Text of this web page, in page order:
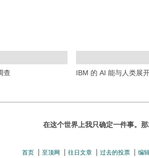
查 IBM 的 AI 能与人类展
在这个世界上我只确定一件事。
首页 至顶网 往日文章 过去的投票 编